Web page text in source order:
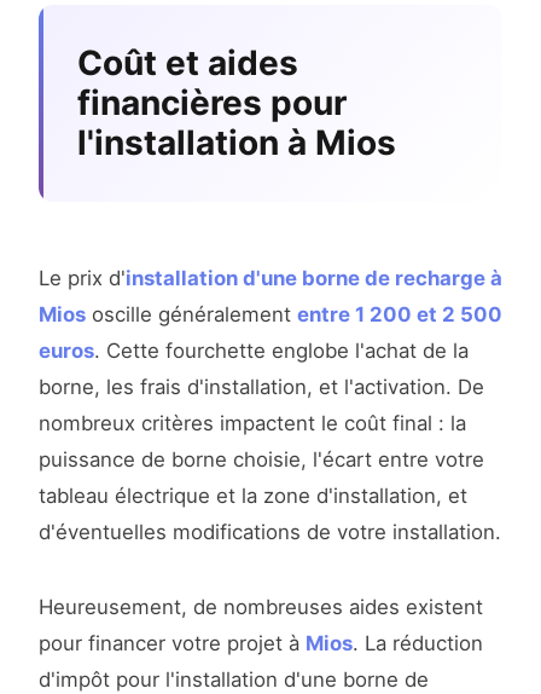
Coût et aides
financières pour
l'installation à Mios
Le prix d'installation d'une borne de recharge à
Mios oscille généralement entre 1 200 et 2 500
euros. Cette fourchette englobe l'achat de la
borne, les frais d'installation, et l'activation. De
nombreux critères impactent le coût final : la
puissance de borne choisie, l'écart entre votre
tableau électrique et la zone d'installation, et
d'éventuelles modifications de votre installation.
Heureusement, de nombreuses aides existent
pour financer votre projet à Mios. La réduction
d'impôt pour l'installation d'une borne de